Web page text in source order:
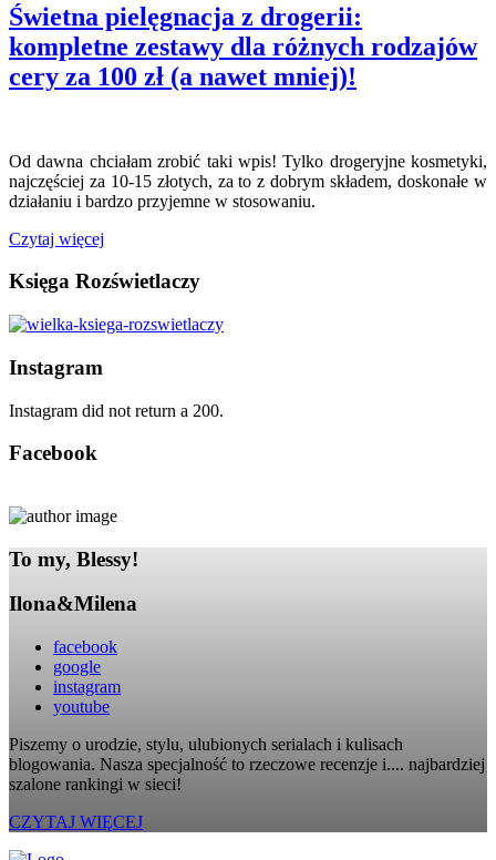
Świetna pielęgnacja z drogerii:
kompletne zestawy dla różnych rodzajów
cery za 100 zł (a nawet mniej)!
Od dawna chciałam zrobić taki wpis! Tylko drogeryjne kosmetyki,
najczęściej za 10-15 złotych, za to z dobrym składem, doskonałe w
działaniu i bardzo przyjemne w stosowaniu.
Czytaj więcej
Księga Rozświetlaczy
Instagram
Instagram did not return a 200.
Facebook
To my, Blessy!
Ilona&Milena
facebook
google
instagram
youtube
Piszemy o urodzie, stylu, ulubionych serialach i kulisach
blogowania. Nasza specjalność to rzeczowe recenzje i.... najbardziej
szalone rankingi w sieci!
CZYTAJ WIĘCEJ